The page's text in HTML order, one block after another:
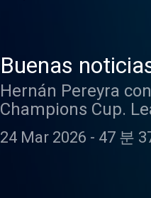
Buenas
Hernán Pereyra
Champions Cup.
24 Mar 2026 - 47 분